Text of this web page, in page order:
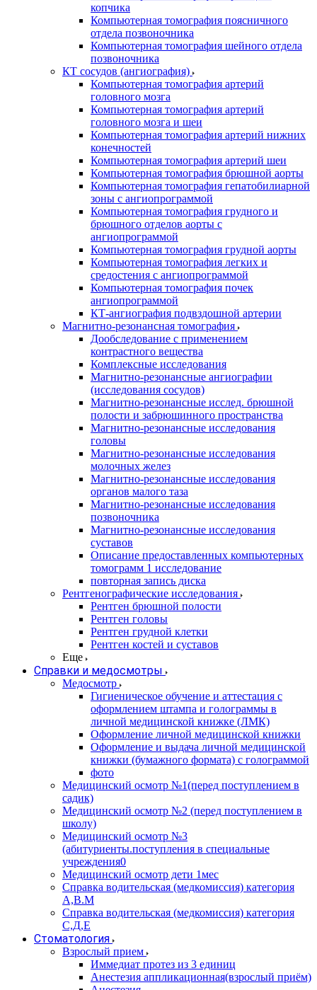
копчика
Компьютерная томография поясничного
отдела позвоночника
Компьютерная томография шейного отдела
позвоночника
КТ сосудов (ангиография)
Компьютерная томография артерий
головного мозга
Компьютерная томография артерий
головного мозга и шеи
Компьютерная томография артерий нижних
конечностей
Компьютерная томография артерий шеи
Компьютерная томография брюшной аорты
Компьютерная томография гепатобилиарной
зоны с ангиопрограммой
Компьютерная томография грудного и
брюшного отделов аорты с
ангиопрограммой
Компьютерная томография грудной аорты
Компьютерная томография легких и
средостения с ангиопрограммой
Компьютерная томография почек
ангиопрограммой
КТ-ангиография подвздошной артерии
Магнитно-резонансная томография
Дообследование с применением
контрастного вещества
Комплексные исследования
Магнитно-резонансные ангиографии
(исследования сосудов)
Магнитно-резонансные исслед. брюшной
полости и забрюшинного пространства
Магнитно-резонансные исследования
головы
Магнитно-резонансные исследования
молочных желез
Магнитно-резонансные исследования
органов малого таза
Магнитно-резонансные исследования
позвоночника
Магнитно-резонансные исследования
суставов
Описание предоставленных компьютерных
томограмм 1 исследование
повторная запись диска
Рентгенографические исследования
Рентген брюшной полости
Рентген головы
Рентген грудной клетки
Рентген костей и суставов
Еще
Справки и медосмотры
Медосмотр
Гигиеническое обучение и аттестация с
оформлением штампа и голограммы в
личной медицинской книжке (ЛМК)
Оформление личной медицинской книжки
Оформление и выдача личной медицинской
книжки (бумажного формата) с голограммой
фото
Медицинский осмотр №1(перед поступлением в
садик)
Медицинский осмотр №2 (перед поступлением в
школу)
Медицинский осмотр №3
(абитуриенты.поступления в специальные
учреждения0
Медицинский осмотр дети 1мес
Справка водительская (медкомиссия) категория
А,В.М
Справка водительская (медкомиссия) категория
С,Д,Е
Стоматология
Взрослый прием
Иммедиат протез из 3 единиц
Анестезия аппликационная(взрослый приём)